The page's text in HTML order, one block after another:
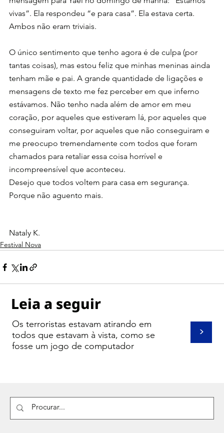
Leia a seguir
>
Os terroristas estavam atirando em
todos que estavam à vista, como se
fosse um jogo de computador
vivas”. Ela respondeu “e para casa”. Ela estava certa.
Ambos não eram triviais.
O único sentimento que tenho agora é de culpa (por
tantas coisas), mas estou feliz que minhas meninas ainda
tenham mãe e pai. A grande quantidade de ligações e
mensagens de texto me fez perceber em que inferno
estávamos. Não tenho nada além de amor em meu
coração, por aqueles que estiveram lá, por aqueles que
conseguiram voltar, por aqueles que não conseguiram e
me preocupo tremendamente com todos que foram
chamados para retaliar essa coisa horrível e
incompreensível que aconteceu.
Desejo que todos voltem para casa em segurança.
Porque não aguento mais.
Nataly K.
Festival Nova